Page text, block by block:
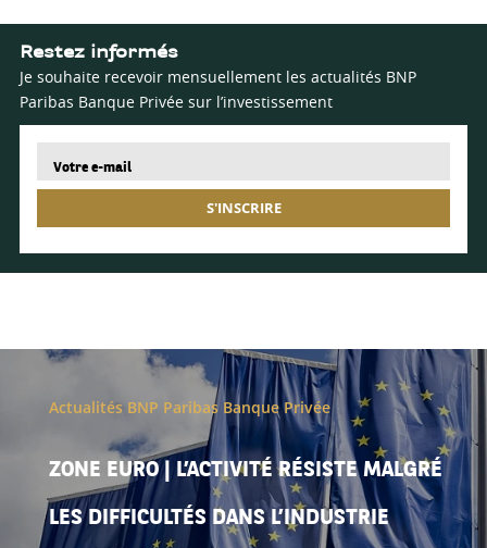
Restez informés
Je souhaite recevoir mensuellement les actualités BNP
Paribas Banque Privée sur l’investissement
S'INSCRIRE
Actualités BNP Paribas Banque Privée
ZONE EURO | L’ACTIVITÉ RÉSISTE MALGRÉ
LES DIFFICULTÉS DANS L’INDUSTRIE